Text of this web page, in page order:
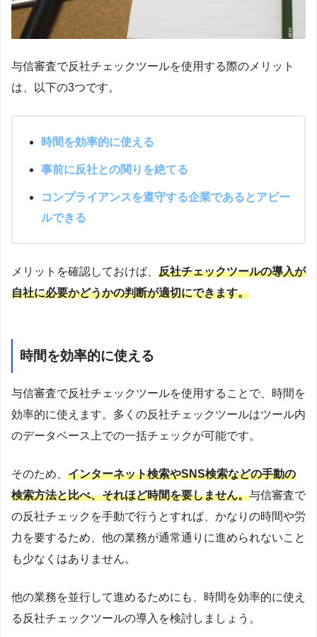
与信審査で反社チェックツールを使用する際のメリット
は、以下の3つです。
時間を効率的に使える
事前に反社との関りを絶てる
コンプライアンスを遵守する企業であるとアピー
ルできる
メリットを確認しておけば、 反社チェックツールの導入が
自社に必要かどうかの判断が適切にできます。
時間を効率的に使える
与信審査で反社チェックツールを使用することで、時間を
効率的に使えます。多くの反社チェックツールはツール内
のデータベース上での一括チェックが可能です。
そのため、 インターネット検索やSNS検索などの手動の
検索方法と比べ、それほど時間を要しません。与信審査で
の反社チェックを手動で行うとすれば、かなりの時間や労
力を要するため、他の業務が通常通りに進められないこと
も少なくはありません。
他の業務を並行して進めるためにも、時間を効率的に使え
る反社チェックツールの導入を検討しましょう。